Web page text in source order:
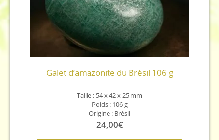
Galet d’amazonite du Brésil 106 g
Taille : 54 x 42 x 25 mm
Poids : 106 g
Origine : Brésil
24,00€